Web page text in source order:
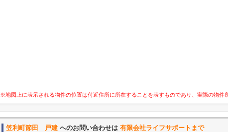
※地図上に表示される物件の位置は付近住所に所在することを表すものであり、実際の物件
笠利町節田 戸建 へのお問い合わせは 有限会社ライフサポートまで